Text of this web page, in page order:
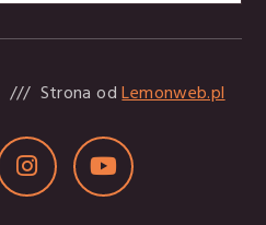
/// Strona odLemonweb.pl